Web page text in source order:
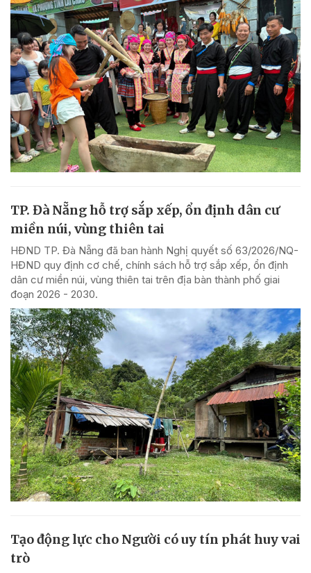
TP. Đà Nẵng hỗ trợ sắp xếp, ổn định dân cư
miền núi, vùng thiên tai
HĐND TP. Đà Nẵng đã ban hành Nghị quyết số 63/2026/NQ-
HĐND quy định cơ chế, chính sách hỗ trợ sắp xếp, ổn định
dân cư miền núi, vùng thiên tai trên địa bàn thành phố giai
đoạn 2026 - 2030.
Tạo động lực cho Người có uy tín phát huy vai
trò